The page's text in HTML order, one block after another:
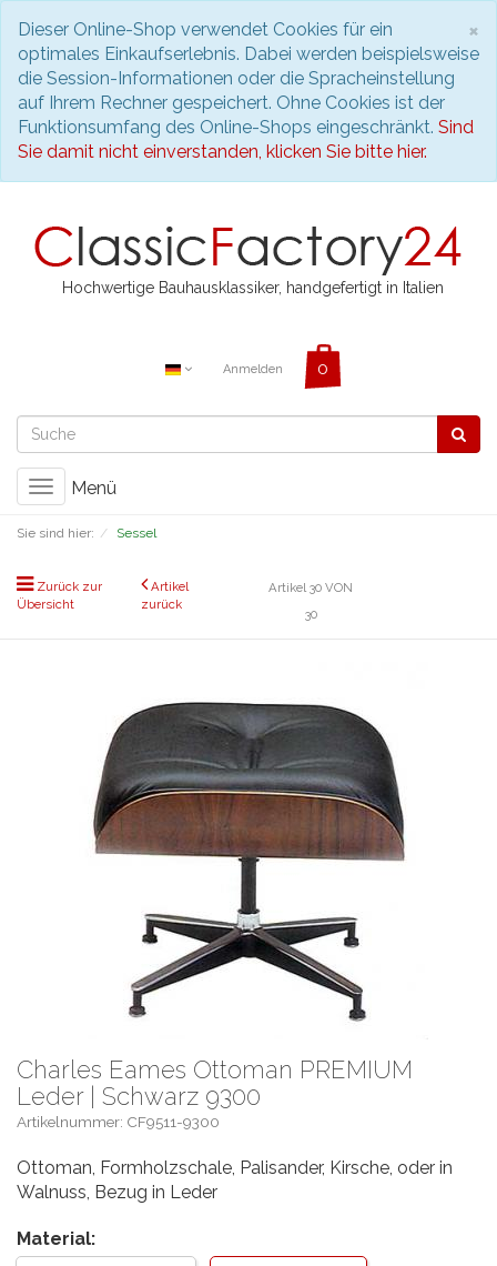
×
Dieser Online-Shop verwendet Cookies für ein
optimales Einkaufserlebnis. Dabei werden beispielsweise
die Session-Informationen oder die Spracheinstellung
auf Ihrem Rechner gespeichert. Ohne Cookies ist der
Funktionsumfang des Online-Shops eingeschränkt. Sind
Sie damit nicht einverstanden, klicken Sie bitte hier.
Hochwertige Bauhausklassiker, handgefertigt in Italien
Anmelden
Toggle
Menü
Sie sind hier: Sessel
Zurück zur
Übersicht
Artikel
zurück
Artikel 30 VON
30
Charles Eames Ottoman PREMIUM
Leder | Schwarz 9300
Artikelnummer: CF9511-9300
Ottoman, Formholzschale, Palisander, Kirsche, oder in
Walnuss, Bezug in Leder
Material: